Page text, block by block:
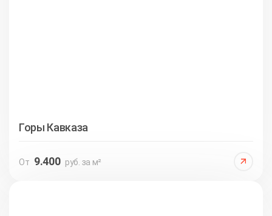
Горы Кавказа
От 9.400 руб. за м²